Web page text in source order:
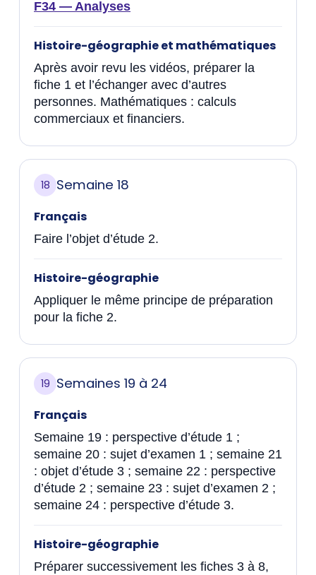
F34 — Analyses
Histoire-géographie et mathématiques
Après avoir revu les vidéos, préparer la
fiche 1 et l’échanger avec d’autres
personnes. Mathématiques : calculs
commerciaux et financiers.
18 Semaine 18
Français
Faire l’objet d’étude 2.
Histoire-géographie
Appliquer le même principe de préparation
pour la fiche 2.
19 Semaines 19 à 24
Français
Semaine 19 : perspective d’étude 1 ;
semaine 20 : sujet d’examen 1 ; semaine 21
: objet d’étude 3 ; semaine 22 : perspective
d’étude 2 ; semaine 23 : sujet d’examen 2 ;
semaine 24 : perspective d’étude 3.
Histoire-géographie
Préparer successivement les fiches 3 à 8,